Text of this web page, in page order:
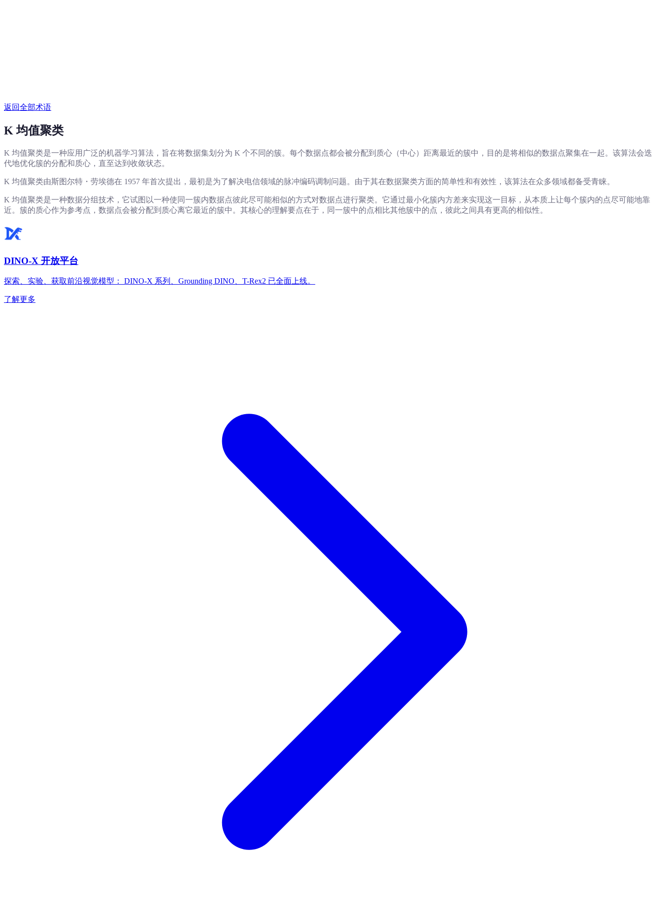
返回全部术语
K 均值聚类
K 均值聚类是一种应用广泛的机器学习算法，旨在将数据集划分为 K 个不同的簇。每个数据点都会被分配到质心（中心）距离最近的簇中，目的是将相似的数据点聚集在一起。该算法会迭
代地优化簇的分配和质心，直至达到收敛状态。
K 均值聚类由斯图尔特・劳埃德在 1957 年首次提出，最初是为了解决电信领域的脉冲编码调制问题。由于其在数据聚类方面的简单性和有效性，该算法在众多领域都备受青睐。
K 均值聚类是一种数据分组技术，它试图以一种使同一簇内数据点彼此尽可能相似的方式对数据点进行聚类。它通过最小化簇内方差来实现这一目标，从本质上让每个簇内的点尽可能地靠
近。簇的质心作为参考点，数据点会被分配到质心离它最近的簇中。其核心的理解要点在于，同一簇中的点相比其他簇中的点，彼此之间具有更高的相似性。
DINO-X 开放平台
探索、实验、获取前沿视觉模型： DINO-X 系列、Grounding DINO、T-Rex2 已全面上线。
了解更多